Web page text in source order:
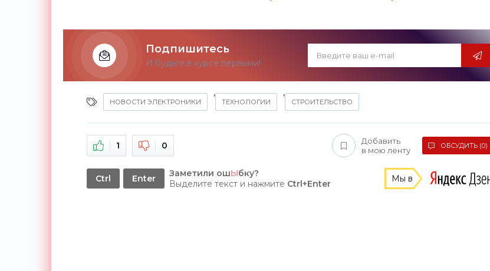
Подпишитесь
И будьте в курсе первыми!
НОВОСТИ ЭЛЕКТРОНИКИ
,
ТЕХНОЛОГИИ
,
СТРОИТЕЛЬСТВО
1 0
Добавить
в мою ленту
ОБСУДИТЬ (0)
Ctrl Enter Заметили ошЫбку?
Выделите текст и нажмите Ctrl+Enter Мы в